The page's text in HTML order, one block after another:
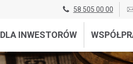
58 505 00 00
DLA INWESTORÓW